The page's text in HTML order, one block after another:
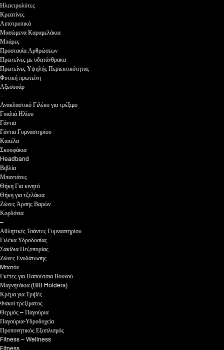
Ηλεκτρολύτες
Κρεατίνες
Λιποτροπικά
Μασώμενα Καραμελάκια
Μπάρες
Προστασία Αρθρώσεων
Πρωτεΐνες με υδατάνθρακα
Πρωτεΐνες Υψηλής Περιεκτικότητας
Φυτική πρωτεΐνη
Αξεσουάρ
–
Ανακλαστικό Γιλέκο για τρέξιμο
Γυαλιά Ηλίου
Γάντια
Γάντια Γυμναστηρίου
Καπέλα
Σκουφάκια
Headband
Βιβλία
Μπαντάνες
Θήκη Για κινητό
Θήκη για τζελάκια
Ζώνες Άρσης Βαρών
Κορδόνια
–
Αθλητικές Τσάντες Γυμναστηρίου
Γιλέκα Υδροδοσίας
Σακίδια Πεζοπορίας
Ζώνες Ενυδάτωσης
Mπατόν
Γκέτες για Παπούτσια Βουνού
Μαγνητάκια (BIB Holders)
Κρέμα για Τριβές
Φακοί τρεξίματος
Θερμός – Παγούρια
Παγούρια-Υδροδοχεία
Προπονητικός Εξοπλισμός
Fitness – Wellness